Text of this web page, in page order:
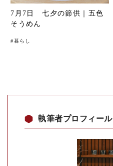
7月7日 七夕の節供｜五色
そうめん
#暮らし
執筆者プロフィール